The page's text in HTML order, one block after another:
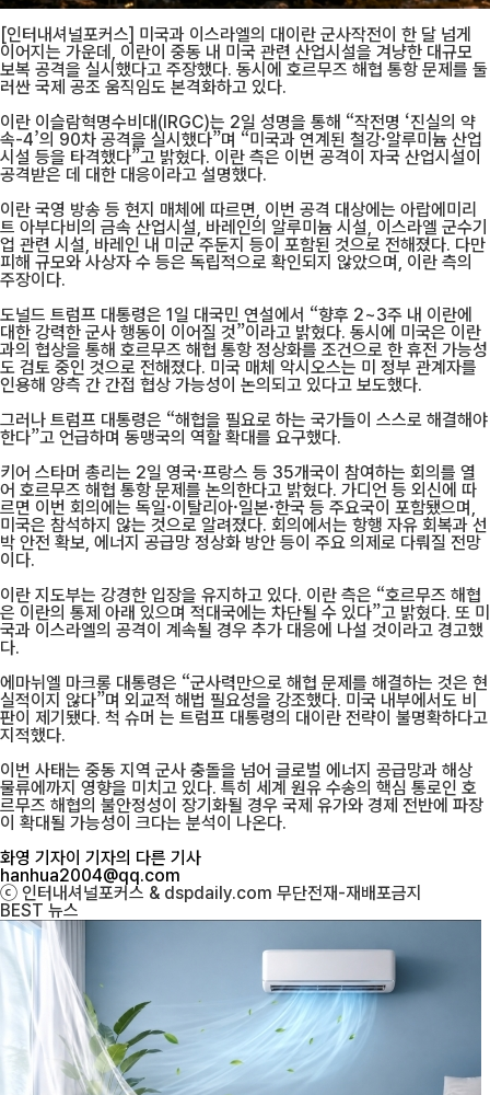
[인터내셔널포커스] 미국과 이스라엘의 대이란 군사작전이 한 달 넘게
이어지는 가운데, 이란이 중동 내 미국 관련 산업시설을 겨냥한 대규모
보복 공격을 실시했다고 주장했다. 동시에 호르무즈 해협 통항 문제를 둘
러싼 국제 공조 움직임도 본격화하고 있다.
이란 이슬람혁명수비대(IRGC)는 2일 성명을 통해 “작전명 ‘진실의 약
속-4’의 90차 공격을 실시했다”며 “미국과 연계된 철강·알루미늄 산업
시설 등을 타격했다”고 밝혔다. 이란 측은 이번 공격이 자국 산업시설이
공격받은 데 대한 대응이라고 설명했다.
이란 국영 방송 등 현지 매체에 따르면, 이번 공격 대상에는 아랍에미리
트 아부다비의 금속 산업시설, 바레인의 알루미늄 시설, 이스라엘 군수기
업 관련 시설, 바레인 내 미군 주둔지 등이 포함된 것으로 전해졌다. 다만
피해 규모와 사상자 수 등은 독립적으로 확인되지 않았으며, 이란 측의
주장이다.
도널드 트럼프 대통령은 1일 대국민 연설에서 “향후 2~3주 내 이란에
대한 강력한 군사 행동이 이어질 것”이라고 밝혔다. 동시에 미국은 이란
과의 협상을 통해 호르무즈 해협 통항 정상화를 조건으로 한 휴전 가능성
도 검토 중인 것으로 전해졌다. 미국 매체 악시오스는 미 정부 관계자를
인용해 양측 간 간접 협상 가능성이 논의되고 있다고 보도했다.
그러나 트럼프 대통령은 “해협을 필요로 하는 국가들이 스스로 해결해야
한다”고 언급하며 동맹국의 역할 확대를 요구했다.
키어 스타머 총리는 2일 영국·프랑스 등 35개국이 참여하는 회의를 열
어 호르무즈 해협 통항 문제를 논의한다고 밝혔다. 가디언 등 외신에 따
르면 이번 회의에는 독일·이탈리아·일본·한국 등 주요국이 포함됐으며,
미국은 참석하지 않는 것으로 알려졌다. 회의에서는 항행 자유 회복과 선
박 안전 확보, 에너지 공급망 정상화 방안 등이 주요 의제로 다뤄질 전망
이다.
이란 지도부는 강경한 입장을 유지하고 있다. 이란 측은 “호르무즈 해협
은 이란의 통제 아래 있으며 적대국에는 차단될 수 있다”고 밝혔다. 또 미
국과 이스라엘의 공격이 계속될 경우 추가 대응에 나설 것이라고 경고했
다.
에마뉘엘 마크롱 대통령은 “군사력만으로 해협 문제를 해결하는 것은 현
실적이지 않다”며 외교적 해법 필요성을 강조했다. 미국 내부에서도 비
판이 제기됐다. 척 슈머 는 트럼프 대통령의 대이란 전략이 불명확하다고
지적했다.
이번 사태는 중동 지역 군사 충돌을 넘어 글로벌 에너지 공급망과 해상
물류에까지 영향을 미치고 있다. 특히 세계 원유 수송의 핵심 통로인 호
르무즈 해협의 불안정성이 장기화될 경우 국제 유가와 경제 전반에 파장
이 확대될 가능성이 크다는 분석이 나온다.
화영 기자이 기자의 다른 기사
hanhua2004@qq.com
ⓒ 인터내셔널포커스 & dspdaily.com 무단전재-재배포금지
BEST 뉴스